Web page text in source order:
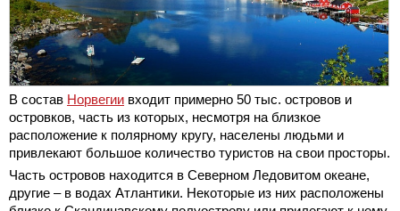
В состав Норвегии входит примерно 50 тыс. островов и
островков, часть из которых, несмотря на близкое
расположение к полярному кругу, населены людьми и
привлекают большое количество туристов на свои просторы.
Часть островов находится в Северном Ледовитом океане,
другие – в водах Атлантики. Некоторые из них расположены